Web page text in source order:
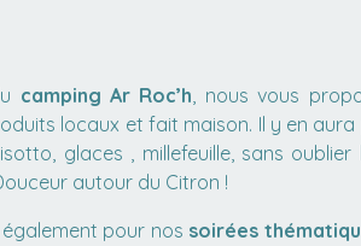
camping Ar Roc’h, nous vous
locaux et fait maison. Il y en
glaces , millefeuille, sans oublier
autour du Citron !
pour nos soirées